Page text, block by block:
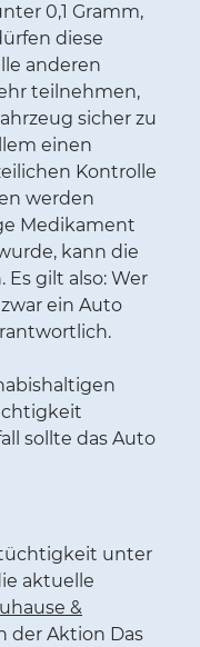
0,1 Gramm,
diese
anderen
teilnehmen,
sicher zu
einen
Kontrolle
werden
Medikament
kann die
gilt also: Wer
ein Auto
sollte das Auto
unter
aktuelle
&
der Aktion Das